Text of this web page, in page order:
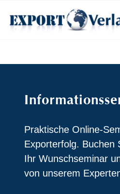
Praktische Online-
Exporterfolg. Buchen
Ihr Wunschseminar
von unserem